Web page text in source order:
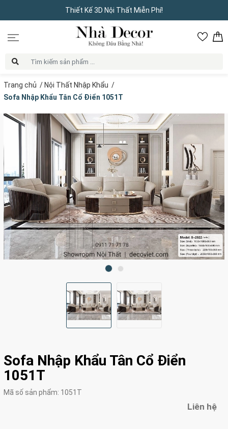
Thiết Kế 3D Nội Thất Miễn Phí!
Trang chủ / Nội Thất Nhập Khẩu /
Sofa Nhập Khẩu Tân Cổ Điển 1051T
Sofa Nhập Khẩu Tân Cổ Điển
1051T
Mã số sản phẩm: 1051T
Liên hệ